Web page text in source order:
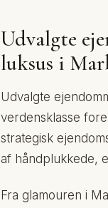
Udvalgte
luksus i
Udvalgte
verdensklasse
strategisk
af håndplukkede,
Fra glamouren i